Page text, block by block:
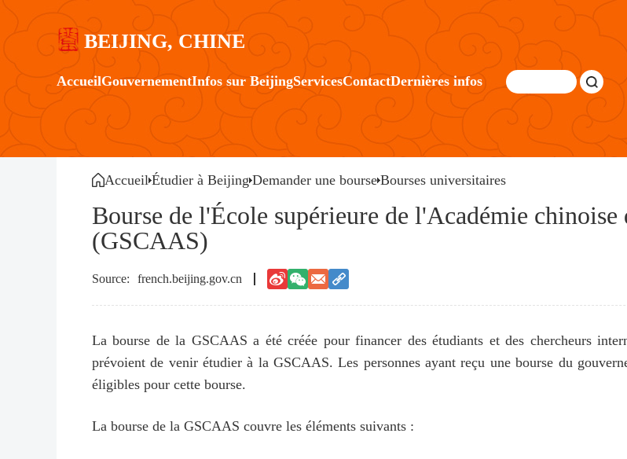
BEIJING, CHINE
AccueilGouvernementInfos sur BeijingServicesContactDernières infos
Accueil Étudier à Beijing Demander une bourse Bourses universitaires
Bourse de l'École supérieure de l'Académie chinoise
(GSCAAS)
french.beijing.gov.cn
La bourse de la GSCAAS a été créée pour financer des étudiants et des chercheurs
prévoient de venir étudier à la GSCAAS. Les personnes ayant reçu une bourse du
éligibles pour cette bourse.
La bourse de la GSCAAS couvre les éléments suivants :